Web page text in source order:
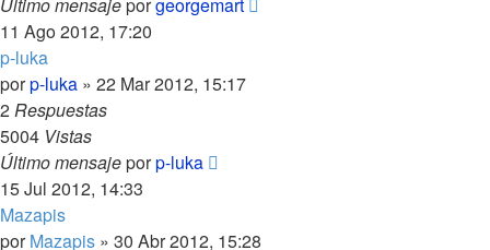
11 Ago 2012, 17:20
p-luka
porp-luka » 22 Mar 2012, 15:17
2Respuestas
5004 Vistas
Último mensajeporp-luka
15 Jul 2012, 14:33
Mazapis
porMazapis » 30 Abr 2012, 15:28